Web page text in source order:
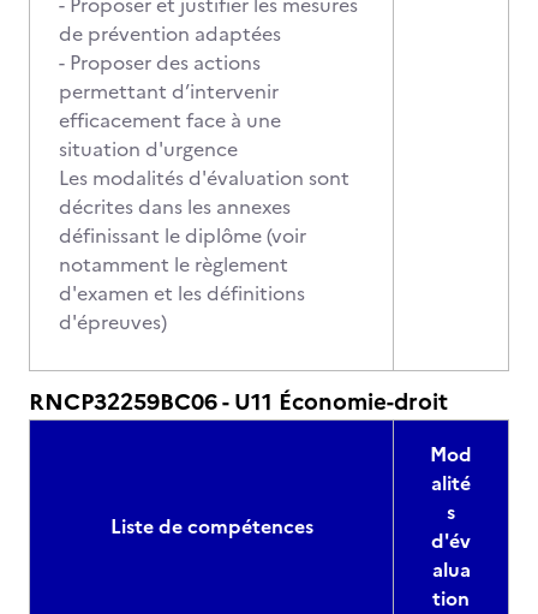
de prévention adaptées
- Proposer des actions
permettant d’intervenir
efficacement face à une
situation d'urgence
Les modalités d'évaluation sont
décrites dans les annexes
définissant le diplôme (voir
notamment le règlement
d'examen et les définitions
d'épreuves)
RNCP32259BC06 - U11 Économie-droit
Liste de compétences
Mod
alité
s
d'év
alua
tion